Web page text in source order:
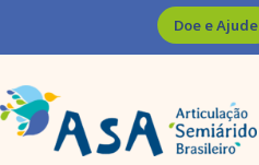
Doe e Ajude